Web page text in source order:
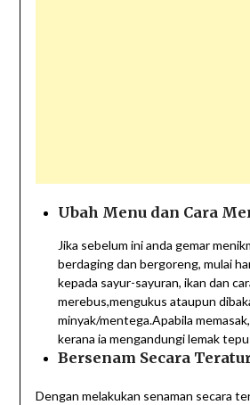
Ubah Menu dan Cara
Jika sebelum ini anda gemar
berdaging dan bergoreng, mulai
kepada sayur-sayuran, ikan dan
merebus,mengukus ataupun
minyak/mentega.Apabila
kerana ia mengandungi lemak
Bersenam Secara
Dengan melakukan senaman secara